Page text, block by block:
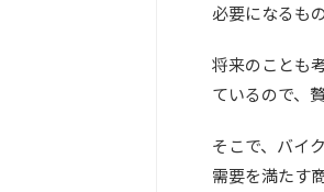
必要になるも
将来のことも
ているので、
そこで、バイ
需要を満たす